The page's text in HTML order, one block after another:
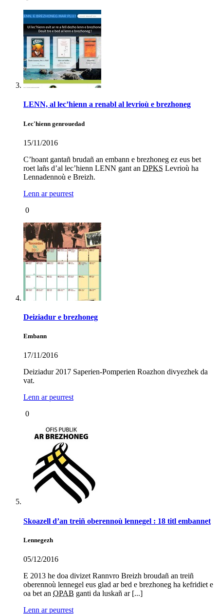
LENN, al lec’hienn a renabl al levrioù e brezhoneg
Lec'hienn genrouedad
15/11/2016
C’hoant gantañ brudañ an embann e brezhoneg ez eus bet
roet lañs d’al lec’hienn LENN gant an DPKS Levrioù ha
Lennadennoù e Breizh.
Lenn ar peurrest
0
Deiziadur e brezhoneg
Embann
17/11/2016
Deiziadur 2017 Saperien-Pomperien Roazhon divyezhek da
vat.
Lenn ar peurrest
0
Skoazell d’an treiñ oberennoù lennegel : 18 titl embannet
Lennegezh
05/12/2016
E 2013 he doa divizet Rannvro Breizh broudañ an treiñ
oberennoù lennegel eus glad ar bed e brezhoneg ha kefridiet e
oa bet an OPAB ganti da luskañ ar [...]
Lenn ar peurrest